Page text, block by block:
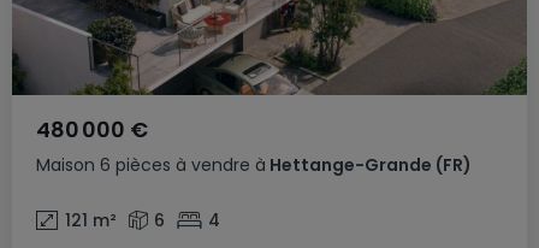
Maison 6 pièces à vendre à Hettange-Grande (FR)
480 000 €
121 m² 6 4